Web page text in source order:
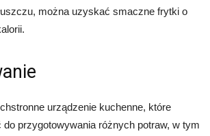
można uzyskać smaczne frytki o
urządzenie kuchenne, które
przygotowywania różnych potraw, w tym